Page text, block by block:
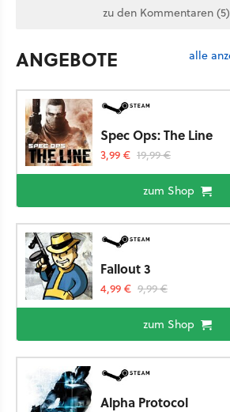
zu den Kommentaren (5)
ANGEBOTE alle
Spec Ops: The Line
3,99 € 19,99 €
zum Shop
Fallout 3
4,99 € 9,99 €
zum Shop
Alpha Protocol